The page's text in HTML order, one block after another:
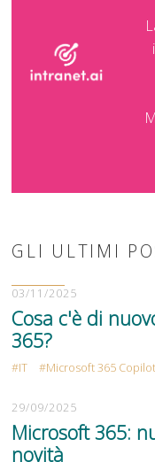
GLI ULTIMI
03/11/2025
Cosa c'è di
365?
IT Microsoft 365 Copilot
29/09/2025
Microsoft 365:
novità